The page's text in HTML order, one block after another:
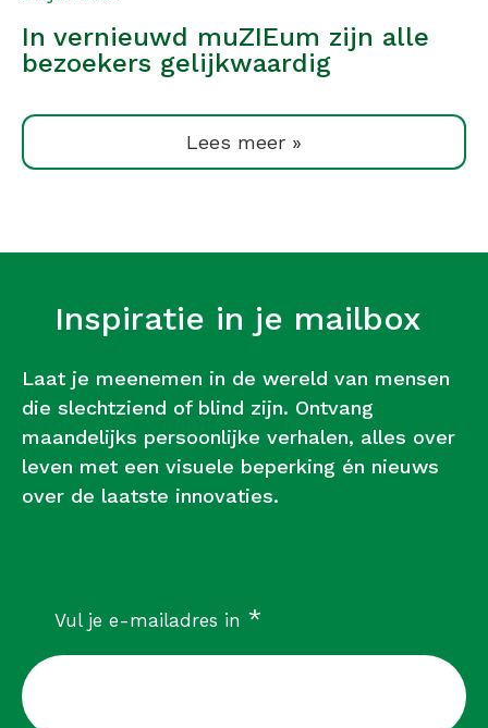
In vernieuwd muZIEum zijn alle
bezoekers gelijkwaardig
Lees meer »
Inspiratie in je mailbox
Laat je meenemen in de wereld van mensen
die slechtziend of blind zijn. Ontvang
maandelijks persoonlijke verhalen, alles over
leven met een visuele beperking én nieuws
over de laatste innovaties.
Vul je e-mailadres in *verplicht